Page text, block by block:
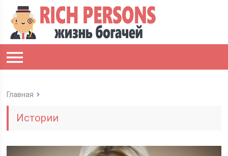
Главная
Истории